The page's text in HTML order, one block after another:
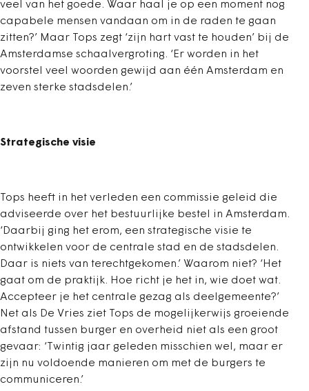
veel van het goede. Waar haal je op een moment nog
capabele mensen vandaan om in de raden te gaan
zitten?’ Maar Tops zegt ‘zijn hart vast te houden’ bij de
Amsterdamse schaalvergroting. ‘Er worden in het
voorstel veel woorden gewijd aan één Amsterdam en
zeven sterke stadsdelen.’
Strategische visie
Tops heeft in het verleden een commissie geleid die
adviseerde over het bestuurlijke bestel in Amsterdam.
‘Daarbij ging het erom, een strategische visie te
ontwikkelen voor de centrale stad en de stadsdelen.
Daar is niets van terechtgekomen.’ Waarom niet? ‘Het
gaat om de praktijk. Hoe richt je het in, wie doet wat.
Accepteer je het centrale gezag als deelgemeente?’
Net als De Vries ziet Tops de mogelijkerwijs groeiende
afstand tussen burger en overheid niet als een groot
gevaar: ‘Twintig jaar geleden misschien wel, maar er
zijn nu voldoende manieren om met de burgers te
communiceren.’